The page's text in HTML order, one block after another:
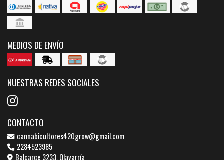
MEDIOS DE ENVÍO
NUESTRAS REDES SOCIALES
CONTACTO
cannabicultores420grow@gmail.com
2284523985
Balcarce 3233, Olavarría